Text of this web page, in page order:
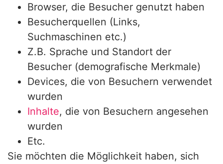
Browser, die Besucher genutzt haben
Besucherquellen (Links,
Suchmaschinen etc.)
Z.B. Sprache und Standort der
Besucher (demografische Merkmale)
Devices, die von Besuchern verwendet
wurden
Inhalte, die von Besuchern angesehen
wurden
Etc.
Sie möchten die Möglichkeit haben, sich